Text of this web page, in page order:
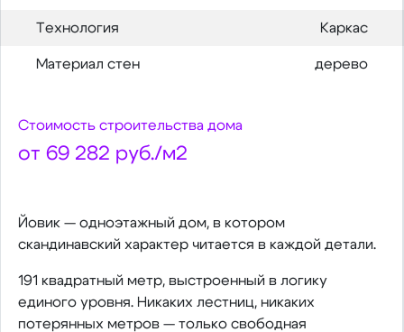
Технология Каркас
Материал стен дерево
Стоимость строительства дома
от 69 282 руб./м2
Йовик — одноэтажный дом, в котором
скандинавский характер читается в каждой детали.
191 квадратный метр, выстроенный в логику
единого уровня. Никаких лестниц, никаких
потерянных метров — только свободная